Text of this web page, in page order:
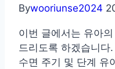
Bywooriunse2024
이번 글에서는 유아
드리도록 하겠습니
수면 주기 및 단계 유